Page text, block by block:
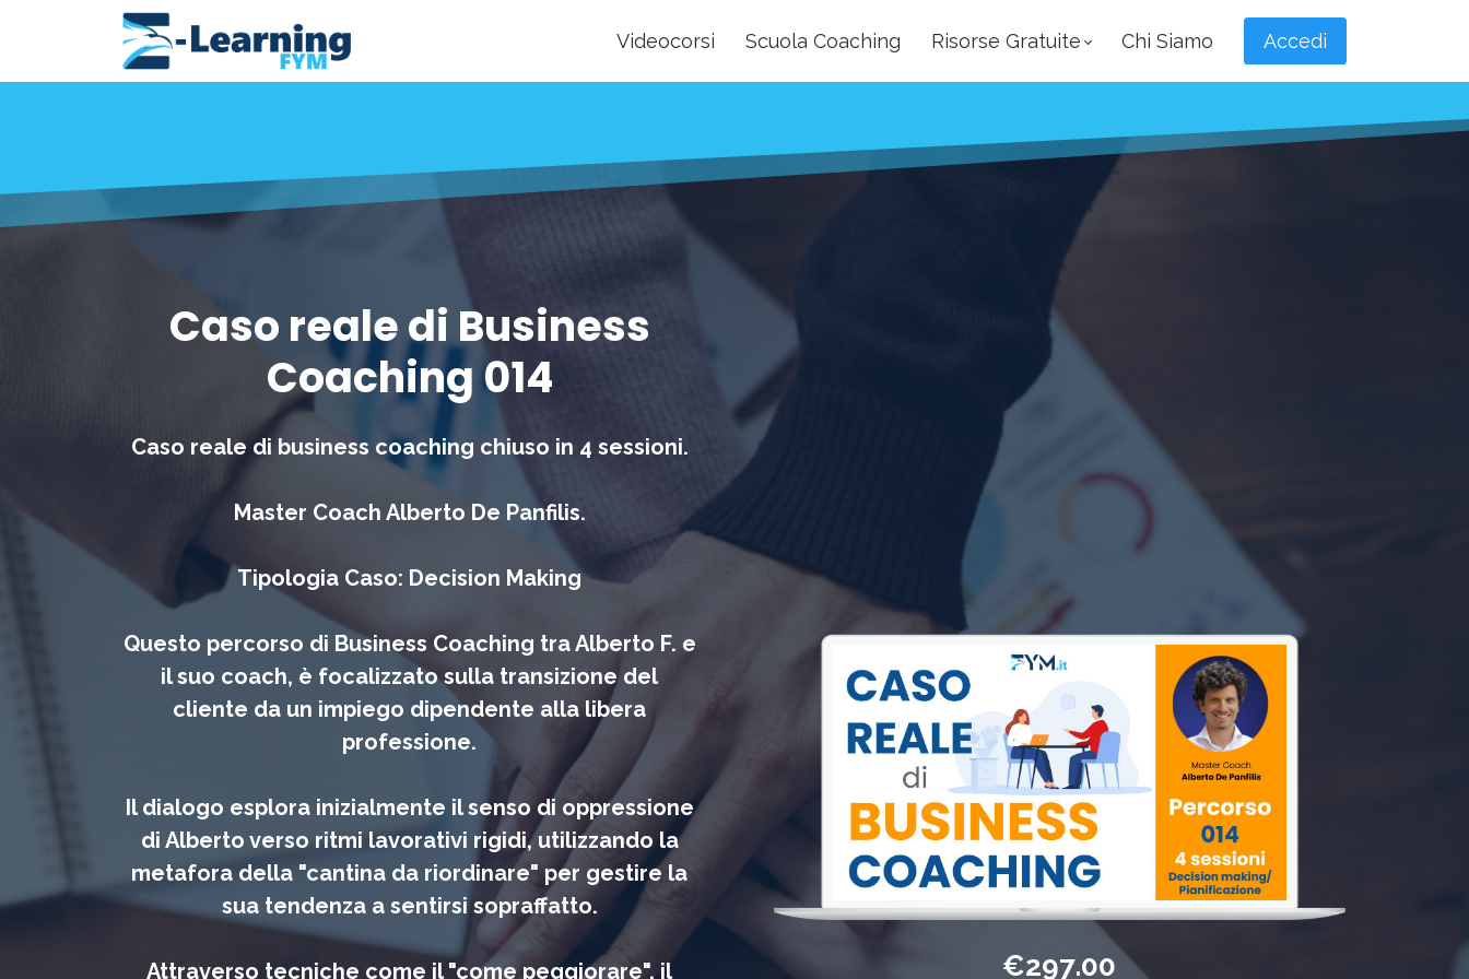
Videocorsi Scuola Coaching Risorse Gratuite Chi Siamo Accedi
Caso reale di Business
Coaching 014
Caso reale di business coaching chiuso in 4 sessioni.
Master Coach Alberto De Panfilis.
Tipologia Caso: Decision Making
Questo percorso di Business Coaching tra Alberto F. e
il suo coach, è focalizzato sulla transizione del
cliente da un impiego dipendente alla libera
professione.
Il dialogo esplora inizialmente il senso di oppressione
di Alberto verso ritmi lavorativi rigidi, utilizzando la
metafora della "cantina da riordinare" per gestire la
sua tendenza a sentirsi sopraffatto.
Attraverso tecniche come il "come peggiorare", il €297.00